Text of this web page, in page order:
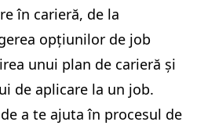
în carieră, de la
opțiunilor de job
unui plan de carieră și
de aplicare la un job.
a te ajuta în procesul de